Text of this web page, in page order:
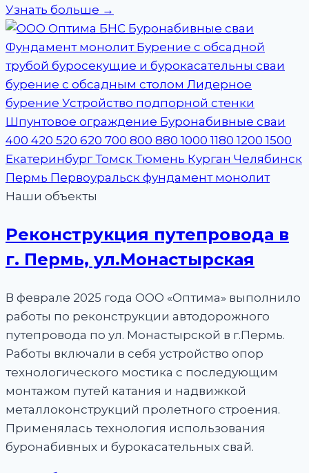
Узнать больше →
Наши объекты
Реконструкция путепровода в
г. Пермь, ул.Монастырская
В феврале 2025 года ООО «Оптима» выполнило
работы по реконструкции автодорожного
путепровода по ул. Монастырской в г.Пермь.
Работы включали в себя устройство опор
технологического мостика с последующим
монтажом путей катания и надвижкой
металлоконструкций пролетного строения.
Применялась технология использования
буронабивных и бурокасательных свай.